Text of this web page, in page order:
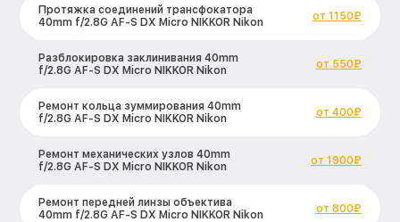
Протяжка соединений трансфокатора
40mm f/2.8G AF-S DX Micro NIKKOR Nikon
от 1150₽
Разблокировка заклинивания 40mm
f/2.8G AF-S DX Micro NIKKOR Nikon
от 550₽
Ремонт кольца зуммирования 40mm
f/2.8G AF-S DX Micro NIKKOR Nikon
от 400₽
Ремонт механических узлов 40mm
f/2.8G AF-S DX Micro NIKKOR Nikon
от 1900₽
Ремонт передней линзы объектива
40mm f/2.8G AF-S DX Micro NIKKOR Nikon
от 800₽